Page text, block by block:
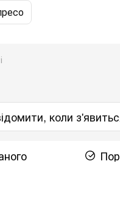
коли